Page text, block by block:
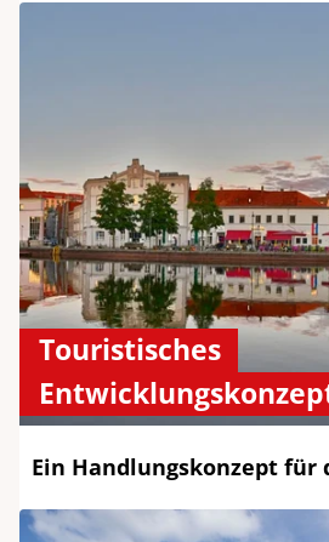
Touristisches
Ein Handlungskonzept für